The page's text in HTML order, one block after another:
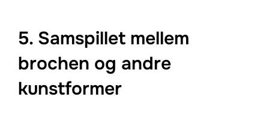
5. Samspillet mellem
brochen og andre
kunstformer